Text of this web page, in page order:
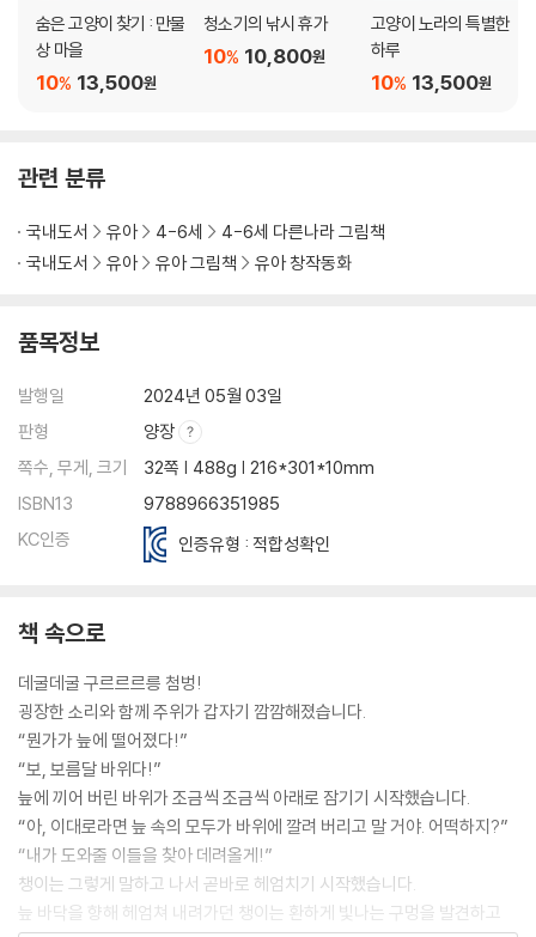
숨은 고양이 찾기 : 만물
상 마을
13,500원
10%
청소기의 낚시 휴가
10,800원
10%
고양이 노라의 특별한
하루
13,500원
10%
관련 분류
국내도서 유아 4-6세
4-6세 다른나라 그림책
국내도서
유아 유아 그림책 유아 창작동화
품목정보
발행일
2024년 05월 03일
판형
양장
쪽수, 무게, 크기
32쪽 | 488g | 216*301*10mm
ISBN13
9788966351985
KC인증
인증유형 : 적합성확인
책 속으로
데굴데굴 구르르르릉 첨벙!
굉장한 소리와 함께 주위가 갑자기 깜깜해졌습니다.
“뭔가가 늪에 떨어졌다!”
“보, 보름달 바위다!”
늪에 끼어 버린 바위가 조금씩 조금씩 아래로 잠기기 시작했습니다.
“아, 이대로라면 늪 속의 모두가 바위에 깔려 버리고 말 거야. 어떡하지?”
“내가 도와줄 이들을 찾아 데려올게!”
챙이는 그렇게 말하고 나서 곧바로 헤엄치기 시작했습니다.
늪 바닥을 향해 헤엄쳐 내려가던 챙이는 환하게 빛나는 구멍을 발견하고